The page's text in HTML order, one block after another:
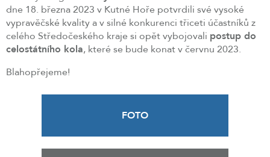
dne 18. března 2023 v Kutné Hoře potvrdili své vysoké
vypravěčské kvality a v silné konkurenci třiceti účastníků z
celého Středočeského kraje si opět vybojovali postup do
celostátního kola, které se bude konat v červnu 2023.
Blahopřejeme!
FOTO